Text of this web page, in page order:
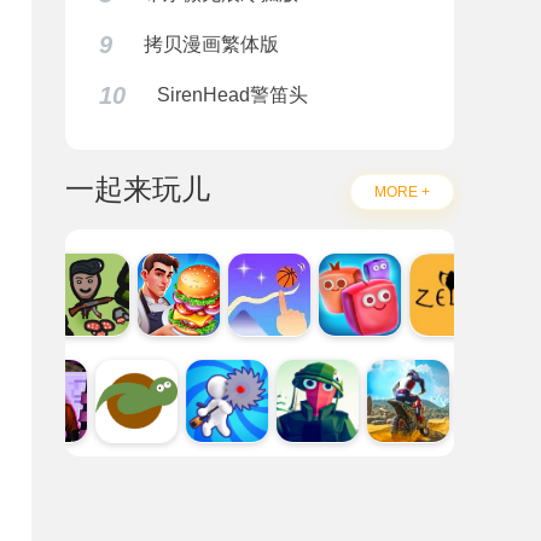
9 拷贝漫画繁体版
10 SirenHead警笛头
一起来玩儿 MORE +